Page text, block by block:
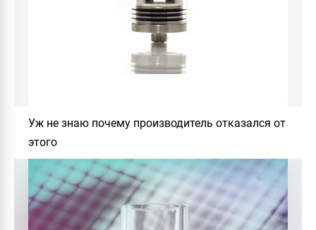
Уж не знаю почему производитель отказался от
этого